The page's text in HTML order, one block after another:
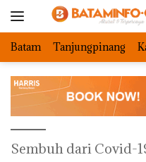
Batam Tanjungpinang
Sembuh dari Covid-